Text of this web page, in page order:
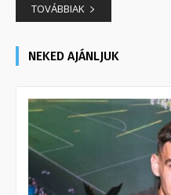
TOVÁBBIAK
NEKED AJÁNLJUK